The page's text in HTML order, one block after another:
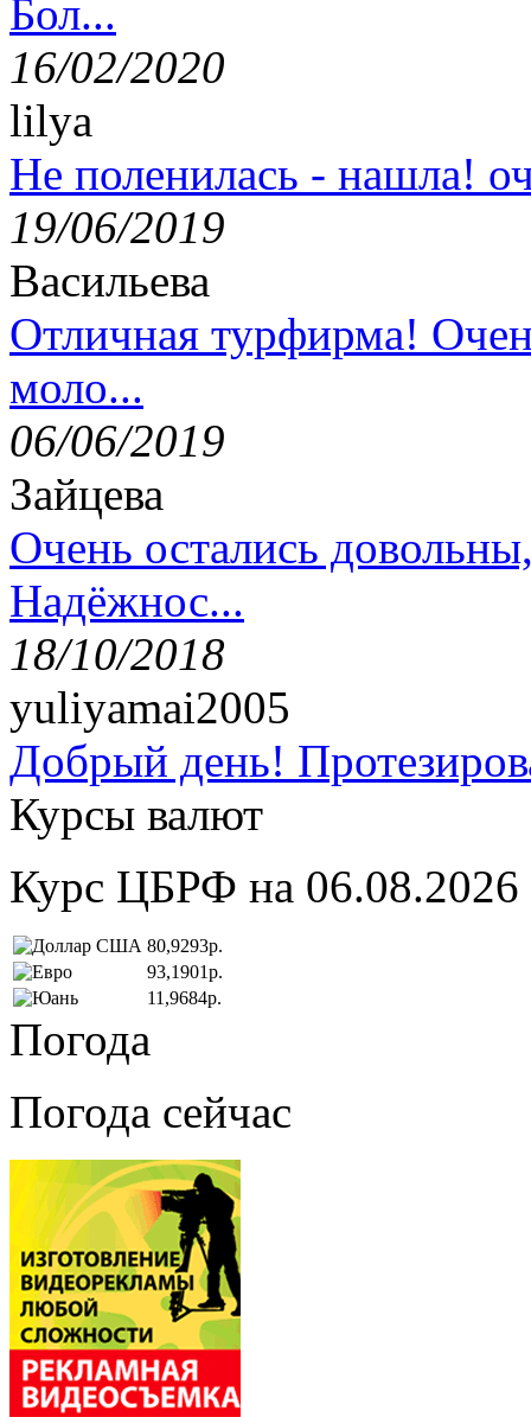
Бол...
16/02/2020
lilya
Не поленилась - нашла!
19/06/2019
Васильева
Отличная турфирма!
моло...
06/06/2019
Зайцева
Очень остались
Надёжнос...
18/10/2018
yuliyamai2005
Добрый день!
Курсы валют
Курс ЦБРФ на 06.08.2026
80,9293р.
93,1901р.
11,9684р.
Погода
Погода сейчас